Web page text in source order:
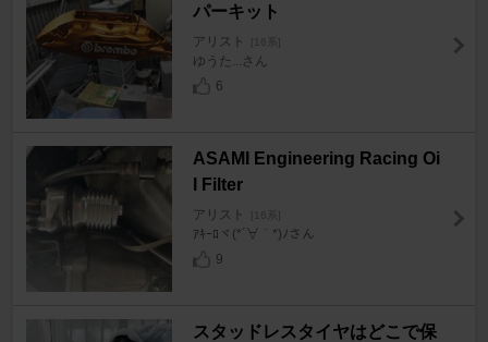
パーキット
アリスト [16系]
ゆうた...さん
6
ASAMI Engineering Racing Oi
l Filter
アリスト [16系]
ｱｷｰﾛヾ(*´∀｀*)ﾉさん
9
スタッドレスタイヤはどこで保